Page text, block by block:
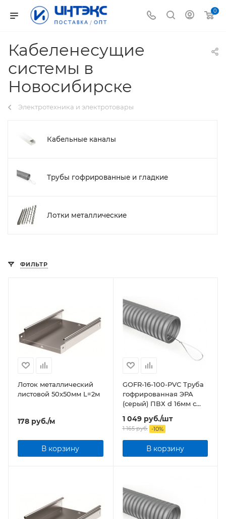
0
Кабеленесущие
системы в
Новосибирске
Электротехника и электротовары
Кабельные каналы
Трубы гофрированные и гладкие
Лотки металлические
ФИЛЬТР
Лоток металлический
листовой 50x50мм L=2м
178 руб./м
В корзину
GOFR-16-100-PVС Труба
гофрированная ЭРА
(серый) ПВХ d 16мм с
зонд. легкая 100м бухта
1 049руб./шт
1 165руб. -10%
В корзину